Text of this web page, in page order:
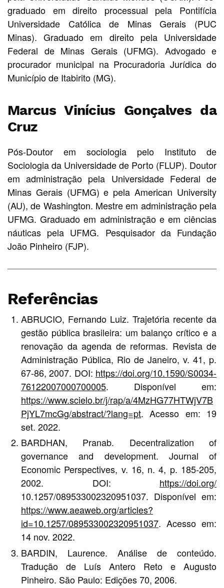
graduado em direito processual pela Pontifícia
Universidade Católica de Minas Gerais (PUC
Minas). Graduado em direito pela Universidade
Federal de Minas Gerais (UFMG). Advogado e
procurador municipal na Procuradoria Jurídica do
Município de Itabirito (MG).
Marcus Vinícius Gonçalves da
Cruz
Pós-Doutor em sociologia pelo Instituto de
Sociologia da Universidade de Porto (FLUP). Doutor
em administração pela Universidade Federal de
Minas Gerais (UFMG) e pela American University
(AU), de Washington. Mestre em administração pela
UFMG. Graduado em administração e em ciências
náuticas pela UFMG. Pesquisador da Fundação
João Pinheiro (FJP).
Referências
ABRUCIO, Fernando Luiz. Trajetória recente da
gestão pública brasileira: um balanço crítico e a
renovação da agenda de reformas. Revista de
Administração Pública, Rio de Janeiro, v. 41, p.
67-86, 2007. DOI: https://doi.org/10.1590/S0034-
76122007000700005. Disponível em:
https://www.scielo.br/j/rap/a/4MzHG77HTWjV7B
PjYL7mcGg/abstract/?lang=pt. Acesso em: 19
set. 2022.
BARDHAN, Pranab. Decentralization of
governance and development. Journal of
Economic Perspectives, v. 16, n. 4, p. 185-205,
2002. DOI: https://doi.org/
10.1257/089533002320951037. Disponível em:
https://www.aeaweb.org/articles?
id=10.1257/089533002320951037. Acesso em:
14 nov. 2022.
BARDIN, Laurence. Análise de conteúdo.
Tradução de Luís Antero Reto e Augusto
Pinheiro. São Paulo: Edições 70, 2006.